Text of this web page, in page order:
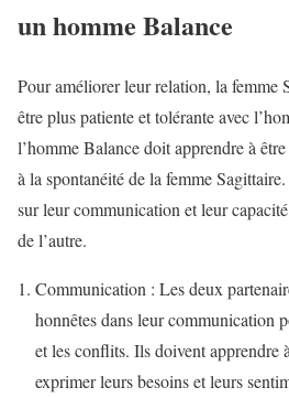
un homme Balance
Pour améliorer leur relation, la femme
être plus patiente et tolérante avec
l’homme Balance doit apprendre à
à la spontanéité de la femme
sur leur communication et leur
de l’autre.
Communication : Les deux
honnêtes dans leur communication
et les conflits. Ils doivent apprendre
exprimer leurs besoins et leurs